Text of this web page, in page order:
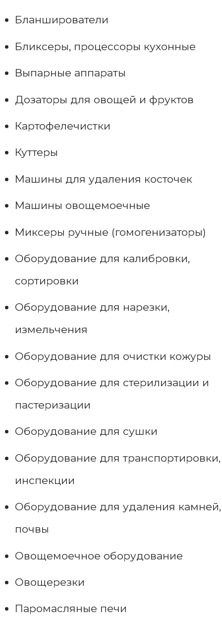
Бланширователи
Бликсеры, процессоры кухонные
Выпарные аппараты
Дозаторы для овощей и фруктов
Картофелечистки
Куттеры
Машины для удаления косточек
Машины овощемоечные
Миксеры ручные (гомогенизаторы)
Оборудование для калибровки,
сортировки
Оборудование для нарезки,
измельчения
Оборудование для очистки кожуры
Оборудование для стерилизации и
пастеризации
Оборудование для сушки
Оборудование для транспортировки,
инспекции
Оборудование для удаления камней,
почвы
Овощемоечное оборудование
Овощерезки
Паромасляные печи